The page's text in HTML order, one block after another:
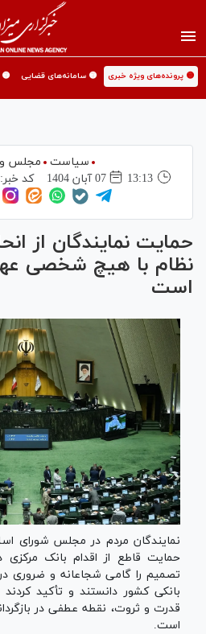
🟡 پرونده‌های ویژه خبری 🟡 سامانه‌های قضایی
سیاست
مجلس
13:13
07 آبان 1404 کد خبر:
حمایت نمایندگان از
نظام با هیچ شخصی
است
نمایندگان مردم در مجلس شورای
حمایت قاطع از اقدام بانک مرکزی
تصمیم را گامی شجاعانه و ضروری
بانکی کشور دانستند و تأکید
قدرت و ثروت، نقطه عطفی در
است.